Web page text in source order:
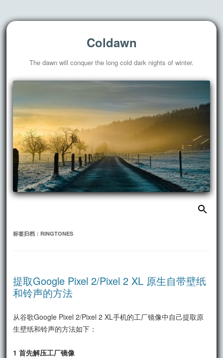
Coldawn
The dawn will conquer the long cold dark nights of winter.
搜
索：
标签归档： RINGTONES
提取Google Pixel 2/Pixel 2 XL 原生自带壁纸
和铃声的方法
从谷歌Google Pixel 2/Pixel 2 XL手机的工厂镜像中自己提取原
生壁纸和铃声的方法如下：
1 首先解压工厂镜像